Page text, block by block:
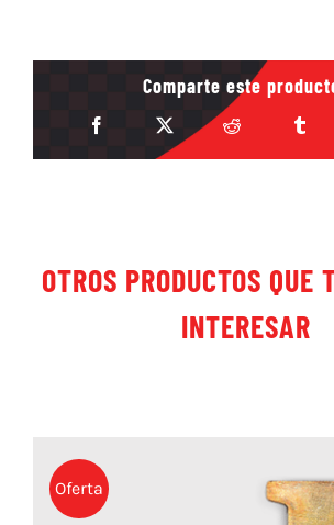
Comparte este
OTROS PRODUCTOS QUE
INTERESAR
Oferta